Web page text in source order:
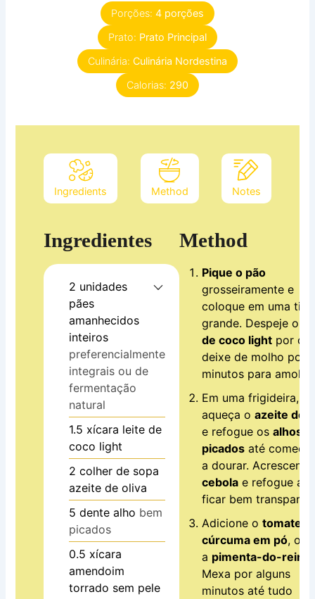
Porções: 4 porções
Prato: Prato Principal
Culinária: Culinária Nordestina
Calorias: 290
Ingredients Method Notes
Ingredientes
2 unidades
pães
amanhecidos
inteiros
preferencialmente
integrais ou de
fermentação
natural
1.5 xícara leite de
coco light
2 colher de sopa
azeite de oliva
5 dente alho bem
picados
0.5 xícara
amendoim
torrado sem pele
Method
Pique o pão
grosseiramente e
coloque em uma
grande. Despeje o
de coco light por
deixe de molho por
minutos para
Em uma frigideira,
aqueça oazeite de
e refogue osalhos
picados até
a dourar. Acrescente
cebola e refogue até
ficar bem
Adicione otomate
cúrcuma em pó, o
a pimenta-do-reino
Mexa por alguns
minutos até tudo